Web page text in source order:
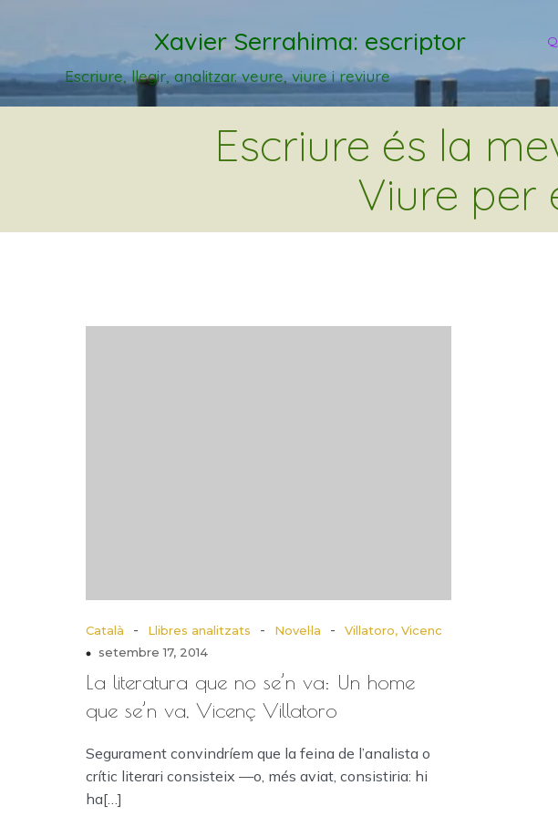
Xavier Serrahima: escriptor
Escriure, llegir, analitzar. veure, viure i reviure
Escriure és la
Viure per
Català - Llibres analitzats - Novel·la -
Villatoro, Vicenc
setembre 17, 2014
La literatura que no se’n va: Un home
que se’n va, Vicenç Villatoro
Segurament convindríem que la feina de l’analista o
crític literari consisteix —o, més aviat, consistiria: hi
ha[…]